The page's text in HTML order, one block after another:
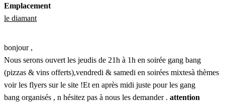
Emplacement
le diamant
bonjour ,
Nous serons ouvert les jeudis de 21h à 1h en soirée gang bang
(pizzas & vins offerts),vendredi & samedi en soirées mixtesà thèmes
voir les flyers sur le site !Et en après midi juste pour les gang
bang organisés , n hésitez pas à nous les demander . attention